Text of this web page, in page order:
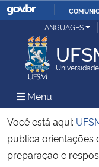
Ministério da Justiça e
Ministério da Defesa
Ministério das Relações
Ministério da Economia
LANGUAGES
Menu Menu
Você está aqui:
publica orientações
preparação e